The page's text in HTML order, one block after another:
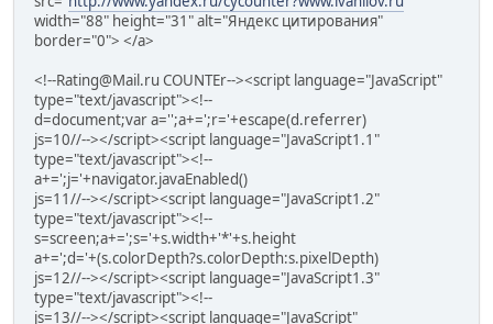
width="88" height="31" alt="Яндекс цитирования"
border="0"> </a>
<!--Rating@Mail.ru COUNTEr--><script language="JavaScript"
type="text/javascript"><!--
d=document;var a='';a+=';r='+escape(d.referrer)
js=10//--></script><script language="JavaScript1.1"
type="text/javascript"><!--
a+=';j='+navigator.javaEnabled()
js=11//--></script><script language="JavaScript1.2"
type="text/javascript"><!--
s=screen;a+=';s='+s.width+'*'+s.height
a+=';d='+(s.colorDepth?s.colorDepth:s.pixelDepth)
js=12//--></script><script language="JavaScript1.3"
type="text/javascript"><!--
js=13//--></script><script language="JavaScript"